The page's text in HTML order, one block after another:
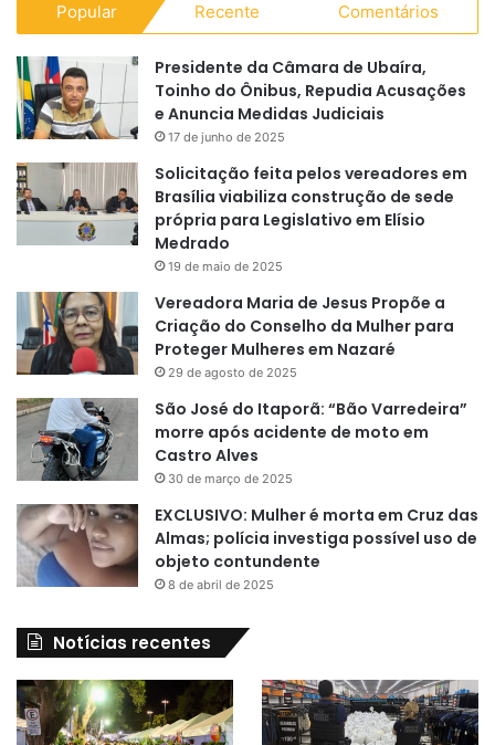
Popular Recente Comentários
Presidente da Câmara de Ubaíra,
Toinho do Ônibus, Repudia Acusações
e Anuncia Medidas Judiciais
17 de junho de 2025
Solicitação feita pelos vereadores em
Brasília viabiliza construção de sede
própria para Legislativo em Elísio
Medrado
19 de maio de 2025
Vereadora Maria de Jesus Propõe a
Criação do Conselho da Mulher para
Proteger Mulheres em Nazaré
29 de agosto de 2025
São José do Itaporã: “Bão Varredeira”
morre após acidente de moto em
Castro Alves
30 de março de 2025
EXCLUSIVO: Mulher é morta em Cruz das
Almas; polícia investiga possível uso de
objeto contundente
8 de abril de 2025
Notícias recentes